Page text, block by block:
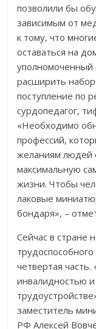
позволили бы
зависимым от
к тому, что
оставаться на
уполномоченный
расширить
поступление по
сурдопедагог,
«Необходимо
профессий,
желаниям людей
максимальную
жизни. Чтобы
лаковые
бондаря», –
Сейчас в стране
четвертая
инвалидностью
заместитель
РФ Алексей